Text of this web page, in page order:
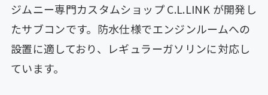
ジムニー専門カスタムショップ C.L.LINK が開発し
たサブコンです。防水仕様でエンジンルームへの
設置に適しており、レギュラーガソリンに対応し
ています。